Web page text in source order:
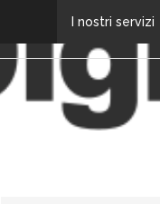
I nostri servizi